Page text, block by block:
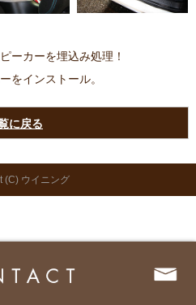
ーカーを埋込み処理！
をインストール。
に戻る
(C) ウイニング